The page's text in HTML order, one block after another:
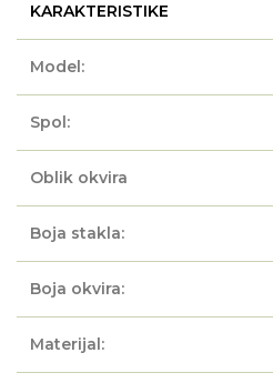
KARAKTERISTIKE
Model:
Spol:
Oblik okvira
Boja stakla:
Boja okvira:
Materijal: